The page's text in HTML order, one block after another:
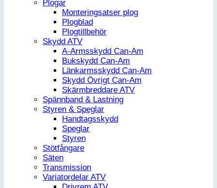
Plogar
Monteringsatser plog
Plogblad
Plogtillbehör
Skydd ATV
A-Armsskydd Can-Am
Bukskydd Can-Am
Länkarmsskydd Can-Am
Skydd Övrigt Can-Am
Skärmbreddare ATV
Spännband & Lastning
Styren & Speglar
Handtagsskydd
Speglar
Styren
Stötfångare
Säten
Transmission
Variatordelar ATV